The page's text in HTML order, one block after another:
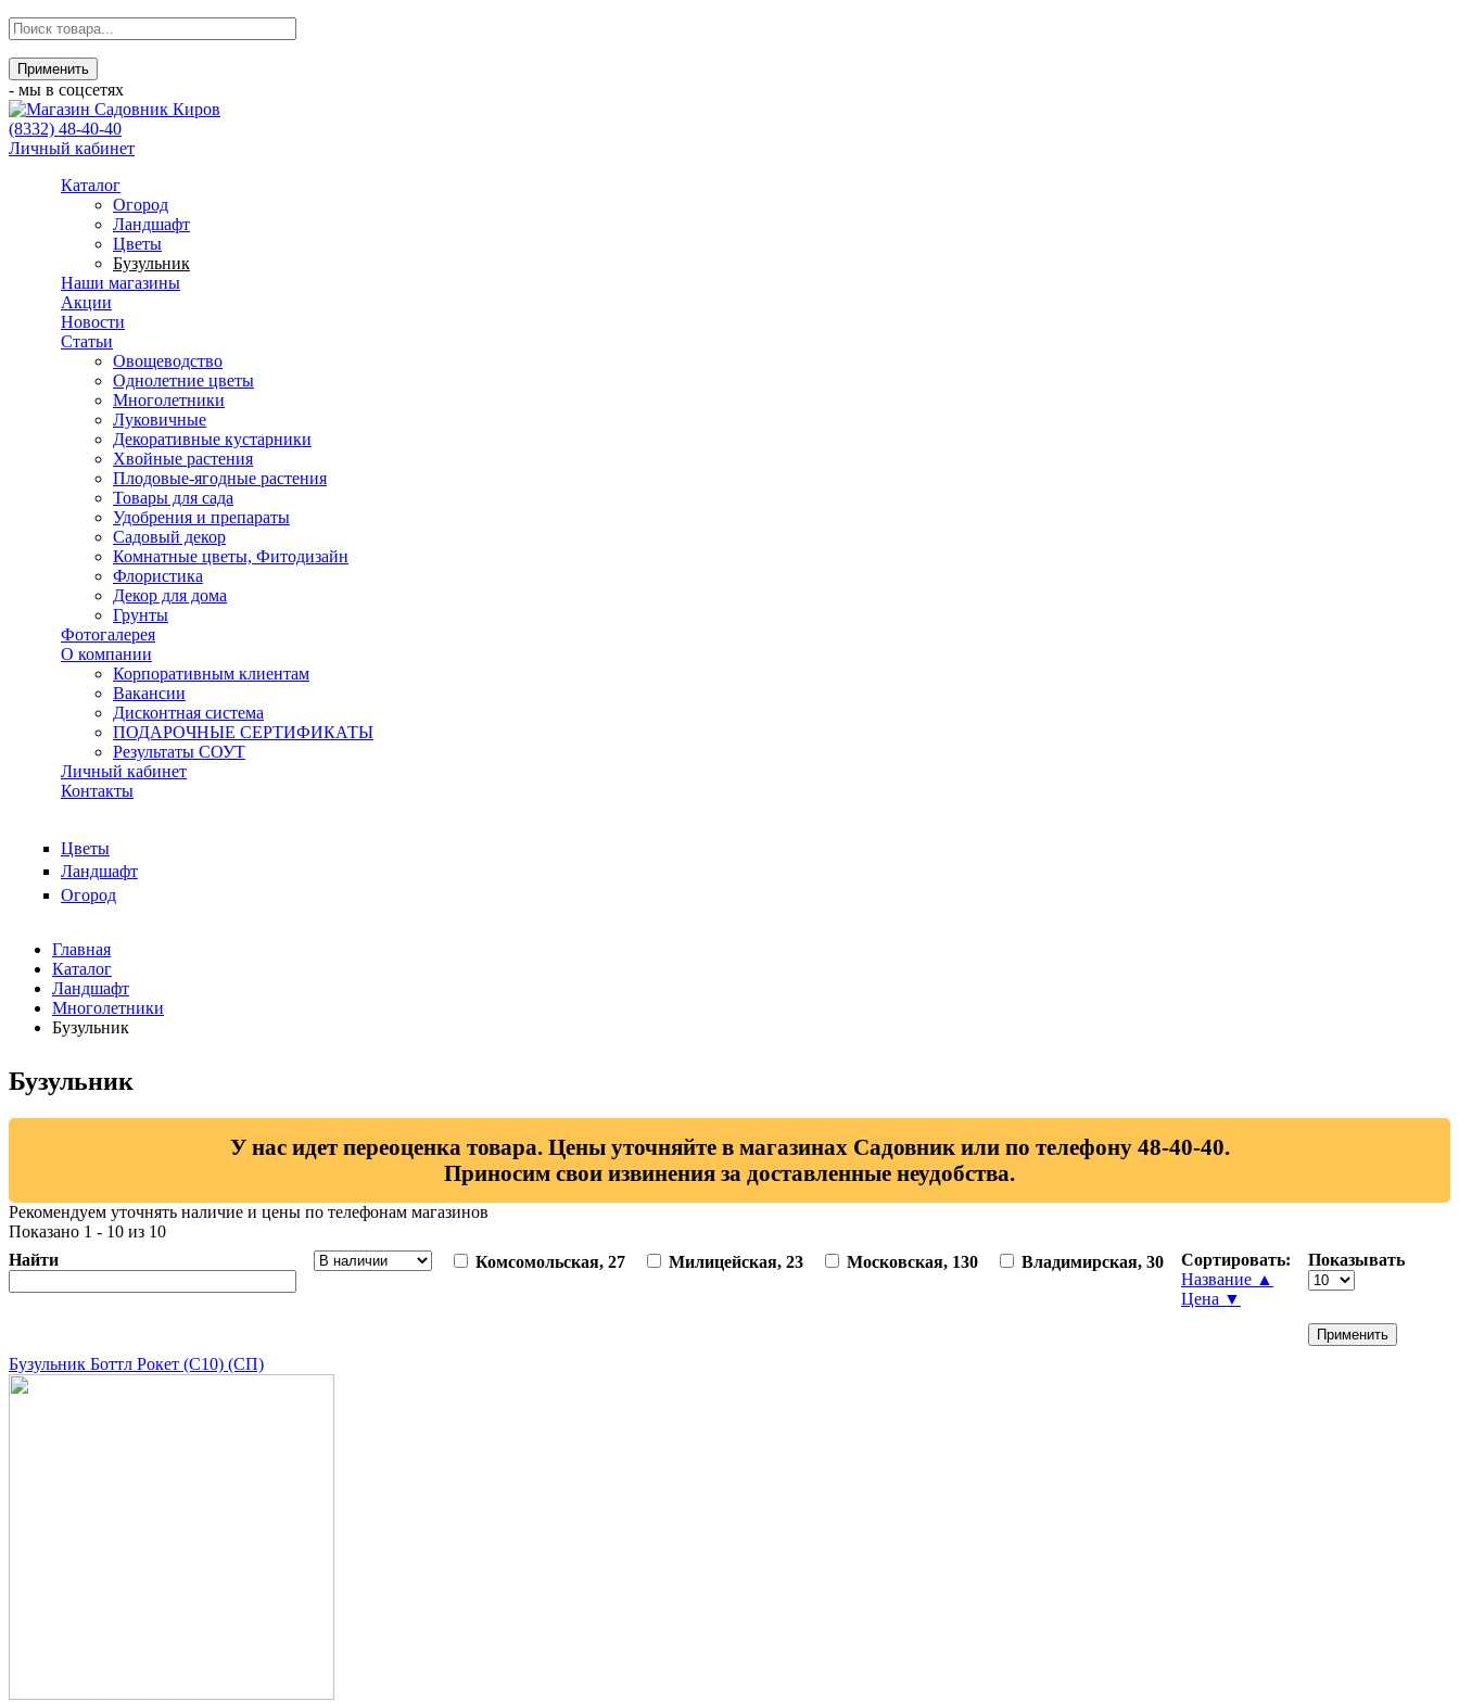
- мы в соцсетях
(8332) 48-40-40
Личный кабинет
Каталог
Огород
Ландшафт
Цветы
Бузульник
Наши магазины
Акции
Новости
Статьи
Овощеводство
Однолетние цветы
Многолетники
Луковичные
Декоративные кустарники
Хвойные растения
Плодовые-ягодные растения
Товары для сада
Удобрения и препараты
Садовый декор
Комнатные цветы, Фитодизайн
Флористика
Декор для дома
Грунты
Фотогалерея
О компании
Корпоративным клиентам
Вакансии
Дисконтная система
ПОДАРОЧНЫЕ СЕРТИФИКАТЫ
Результаты СОУТ
Личный кабинет
Контакты
Цветы
Ландшафт
Огород
Главная
Каталог
Ландшафт
Многолетники
Бузульник
Бузульник
У нас идет переоценка товара. Цены уточняйте в магазинах Садовник или по телефону 48-40-40.
Приносим свои извинения за доставленные неудобства.
Рекомендуем уточнять наличие и цены по телефонам магазинов
Показано 1 - 10 из 10
Найти
Комсомольская, 27 Милицейская, 23 Московская, 130 Владимирская, 30
Сортировать:
Название ▲
Цена ▼
Показывать
Бузульник Боттл Рокет (С10) (СП)